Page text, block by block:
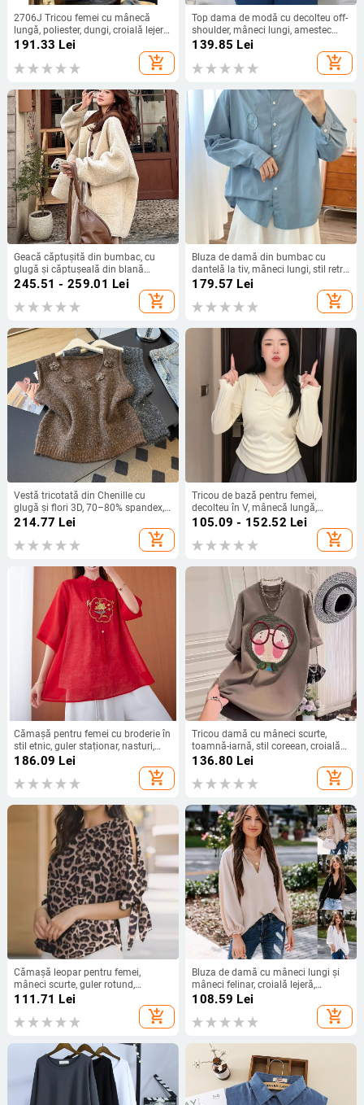
2706J Tricou femei cu mânecă
lungă, poliester, dungi, croială lejeră,
guler rotund
191.33 Lei
add_shopping_cart
Top dama de modă cu decolteu off-
shoulder, mâneci lungi, amestec
poliester-elastan, vară 2025
139.85 Lei
add_shopping_cart
Geacă căptușită din bumbac, cu
glugă și căptușeală din blană
artificială, croială lejeră, lungime
245.51 - 259.01 Lei
add_shopping_cart
Bluza de damă din bumbac cu
dantelă la tiv, mâneci lungi, stil retro
artistic, primăvară, croială lejeră
179.57 Lei
add_shopping_cart
Vestă tricotată din Chenille cu
glugă și flori 3D, 70–80% spandex,
toamnă-iarnă 2025, decolteu în V,
grosime medie, pentru femei adulte
214.77 Lei
add_shopping_cart
Tricou de bază pentru femei,
decolteu în V, mânecă lungă,
mărime plus, toamnă-iarnă, croială
105.09 - 152.52 Lei
add_shopping_cart
Cămașă pentru femei cu broderie în
stil etnic, guler staționar, nasturi,
croială lejeră, din bumbac-lin
186.09 Lei
add_shopping_cart
Tricou damă cu mâneci scurte,
toamnă-iarnă, stil coreean, croială
lejeră, căptușeală din fleece, top
136.80 Lei
add_shopping_cart
Cămașă leopar pentru femei,
mâneci scurte, guler rotund,
poliester 95%+, croială lejeră
111.71 Lei
add_shopping_cart
Bluza de damă cu mâneci lungi și
mâneci felinar, croială lejeră,
culoare solidă, material acrilic, guler
108.59 Lei
add_shopping_cart